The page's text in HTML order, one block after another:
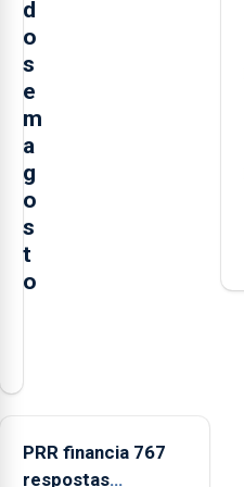
d
o
s
e
m
a
g
o
s
t
o
Municipal
Grande
PRR financia 767
respostas